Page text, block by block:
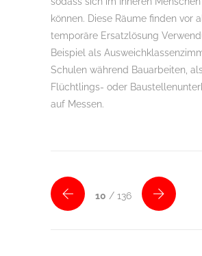
können. Diese Räume finden vor
temporäre Ersatzlösung
Beispiel als
Schulen während Bauarbeiten, als
Flüchtlings- oder
auf Messen.
10 / 136